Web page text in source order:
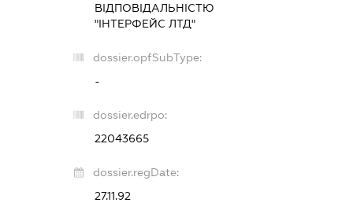
ВІДПОВІДАЛЬНІСТЮ
"ІНТЕРФЕЙС ЛТД"
dossier.opfSubType:
-
dossier.edrpo:
22043665
dossier.regDate:
27.11.92